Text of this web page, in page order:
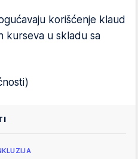
korišćenje klaud
kurseva u skladu sa